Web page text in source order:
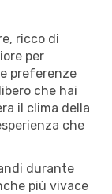
ricco di
per
preferenze
che hai
il clima della
che
durante
più vivace